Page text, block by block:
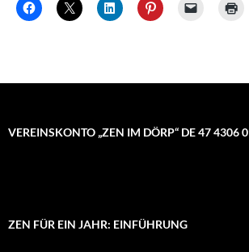
VEREINSKONTO „ZEN IM DÖRP“ DE 47 4306
ZEN FÜR EIN JAHR: EINFÜHRUNG